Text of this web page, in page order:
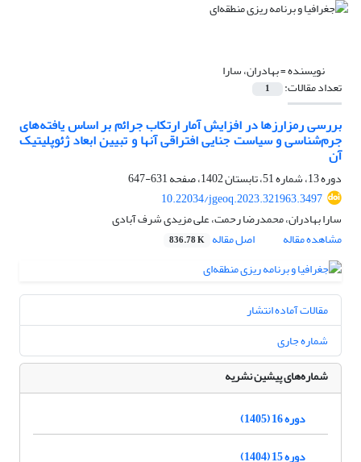
نویسنده =بهادران، سارا
تعداد مقالات: 1
بررسی رمزارزها در افزایش آمار ارتکاب جراﺋم بر اساس یافته‌های
جرم‌شناسی و سیاست جنایی افتراقی آنها و تبیین ابعاد ژئوپلیتیک
آن
دوره 13، شماره 51، تابستان 1402، صفحه
631-647
10.22034/jgeoq.2023.321963.3497
سارا بهادران، محمدرضا رحمت، علی مزیدی شرف آبادی
مشاهده مقاله
اصل مقاله 836.78 K
مقالات آماده انتشار
شماره جاری
شماره‌های پیشین نشریه
دوره 16 (1405)
دوره 15 (1404)